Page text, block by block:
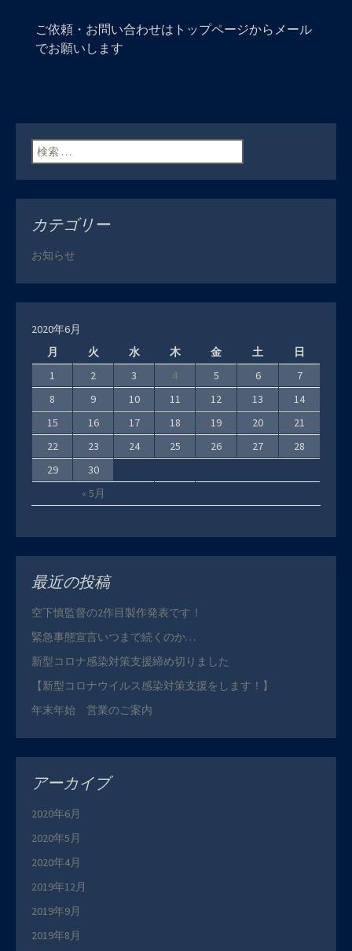
ご依頼・お問い合わせはトップページからメール
でお願いします
検索:
カテゴリー
お知らせ
2020年6月
月
火 水 木 金 土 日
« 5月
1 2 3 4 5 6
7
8
9 10 11 12 13
14
15
16 17 18 19 20
21
22
23 24 25 26 27
28
29
30
最近の投稿
空下慎監督の2作目製作発表です！
緊急事態宣言いつまで続くのか…
新型コロナ感染対策支援締め切りました
【新型コロナウイルス感染対策支援をします！】
年末年始 営業のご案内
アーカイブ
2020年6月
2020年5月
2020年4月
2019年12月
2019年9月
2019年8月